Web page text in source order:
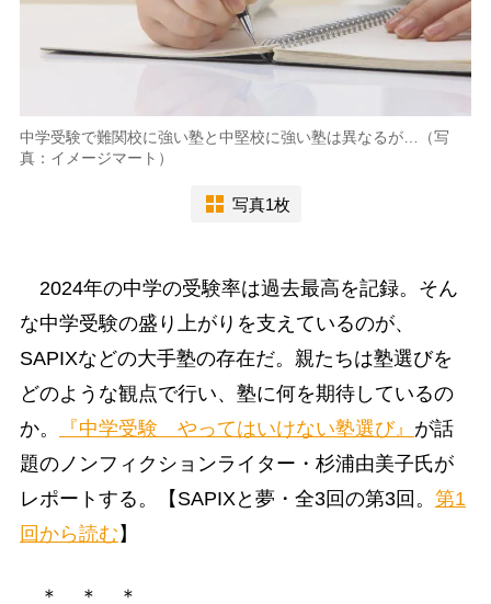
中学受験で難関校に強い塾と中堅校に強い塾は異なるが…（写
真：イメージマート）
写真1枚
2024年の中学の受験率は過去最高を記録。そん
な中学受験の盛り上がりを支えているのが、
SAPIXなどの大手塾の存在だ。親たちは塾選びを
どのような観点で行い、塾に何を期待しているの
か。
『中学受験 やってはいけない塾選び』 が話
題のノンフィクションライター・杉浦由美子氏が
レポートする。【SAPIXと夢・全3回の第3回。 第1
回から読む 】
＊ ＊ ＊